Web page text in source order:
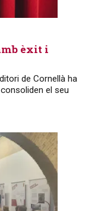
èxit i
de Cornellà ha
el seu